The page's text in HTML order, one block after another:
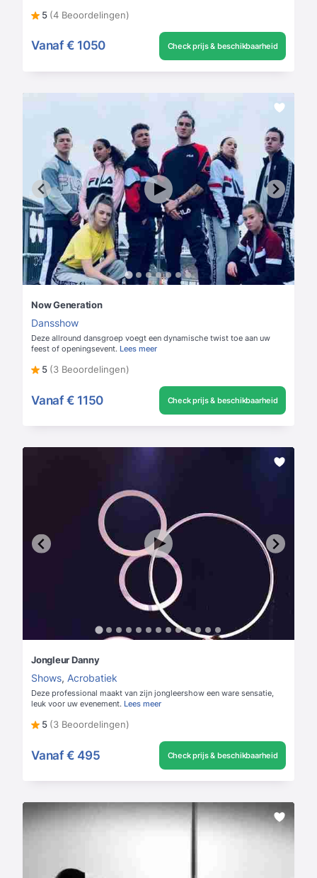
5 (4 Beoordelingen)
Vanaf € 1050 Check prijs & beschikbaarheid
Now Generation
Dansshow
Deze allround dansgroep voegt een dynamische twist toe aan uw
feest of openingsevent. Lees meer
5 (3 Beoordelingen)
Vanaf € 1150 Check prijs & beschikbaarheid
Jongleur Danny
Shows, Acrobatiek
Deze professional maakt van zijn jongleershow een ware sensatie,
leuk voor uw evenement. Lees meer
5 (3 Beoordelingen)
Vanaf € 495 Check prijs & beschikbaarheid